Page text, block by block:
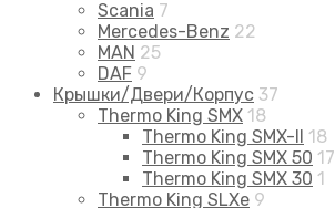
Scania 7
Mercedes-Benz 22
MAN 25
DAF 9
Крышки/Двери/Корпус 37
Thermo King SMX 18
Thermo King SMX-II 18
Thermo King SMX 50 17
Thermo King SMX 30 1
Thermo King SLXe 9